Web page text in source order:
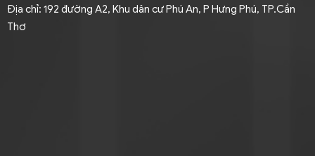
Địa chỉ: 192 đường A2, Khu dân cư Phú An, P Hưng Phú, TP.Cần
Thơ